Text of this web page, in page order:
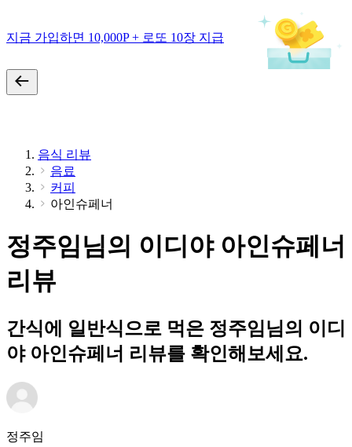
지금 가입하면 10,000P + 로또 10장 지급
음식 리뷰
음료
커피
아인슈페너
정주임님의 이디야 아인슈페너
리뷰
간식에 일반식으로 먹은 정주임님의 이디
야 아인슈페너 리뷰를 확인해보세요.
정주임